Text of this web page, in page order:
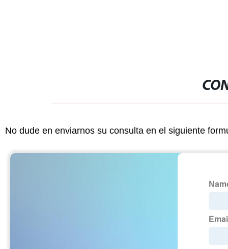
No dude en enviarnos su consulta en el siguiente